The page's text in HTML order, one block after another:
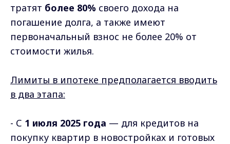
тратят более 80% своего дохода на
погашение долга, а также имеют
первоначальный взнос не более 20% от
стоимости жилья.
Лимиты в ипотеке предполагается вводить
в два этапа:
- С 1 июля 2025 года — для кредитов на
покупку квартир в новостройках и готовых